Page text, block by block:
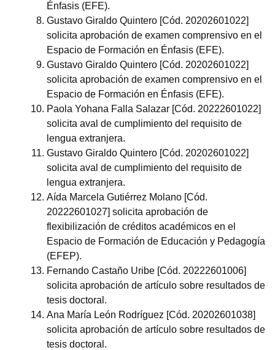
Énfasis (EFE).
Gustavo Giraldo Quintero [Cód. 20202601022]
solicita aprobación de examen comprensivo en el
Espacio de Formación en Énfasis (EFE).
Gustavo Giraldo Quintero [Cód. 20202601022]
solicita aprobación de examen comprensivo en el
Espacio de Formación en Énfasis (EFE).
Paola Yohana Falla Salazar [Cód. 20222601022]
solicita aval de cumplimiento del requisito de
lengua extranjera.
Gustavo Giraldo Quintero [Cód. 20202601022]
solicita aval de cumplimiento del requisito de
lengua extranjera.
Aída Marcela Gutiérrez Molano [Cód.
20222601027] solicita aprobación de
flexibilización de créditos académicos en el
Espacio de Formación de Educación y Pedagogía
(EFEP).
Fernando Castaño Uribe [Cód. 20222601006]
solicita aprobación de artículo sobre resultados de
tesis doctoral.
Ana María León Rodríguez [Cód. 20202601038]
solicita aprobación de artículo sobre resultados de
tesis doctoral.